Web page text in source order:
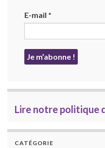
E-mail *
Lire notre politique
CATÉGORIE